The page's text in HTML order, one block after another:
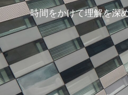
時間をかけて理解を深